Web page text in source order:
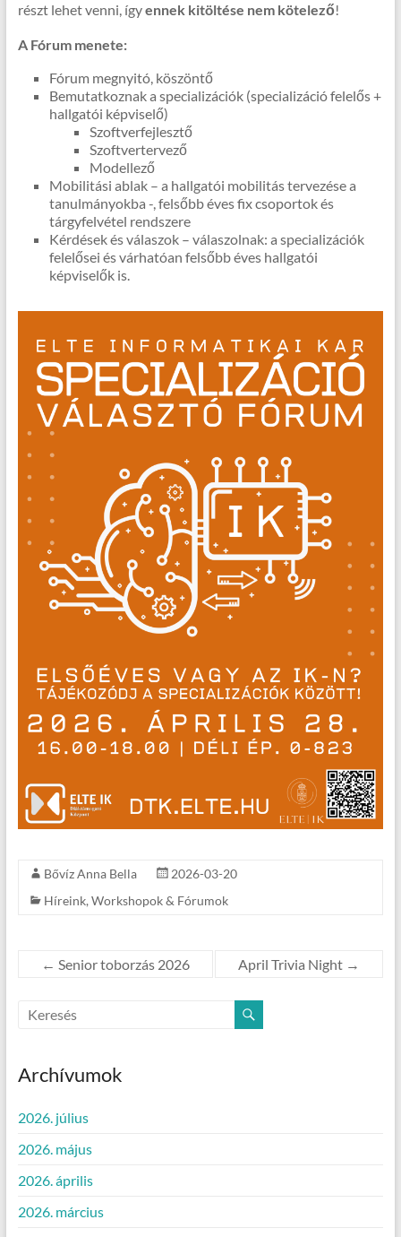
részt lehet venni, ígyennek kitöltése nem kötelező!
A Fórum menete:
Fórum megnyitó, köszöntő
Bemutatkoznak a specializációk (specializáció felelős +
hallgatói képviselő)
Szoftverfejlesztő
Szoftvertervező
Modellező
Mobilitási ablak – a hallgatói mobilitás tervezése a
tanulmányokba -, felsőbb éves fix csoportok és
tárgyfelvétel rendszere
Kérdések és válaszok – válaszolnak: a specializációk
felelősei és várhatóan felsőbb éves hallgatói
képviselők is.
Bővíz Anna Bella
2026-03-20
Híreink, Workshopok & Fórumok
← Senior toborzás 2026 April Trivia Night →
Archívumok
2026. július
2026. május
2026. április
2026. március